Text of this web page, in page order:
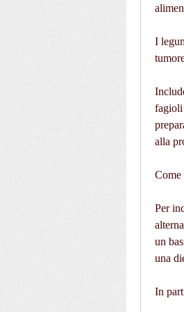
I
fagioli
alla
Come
Per
un
una
In